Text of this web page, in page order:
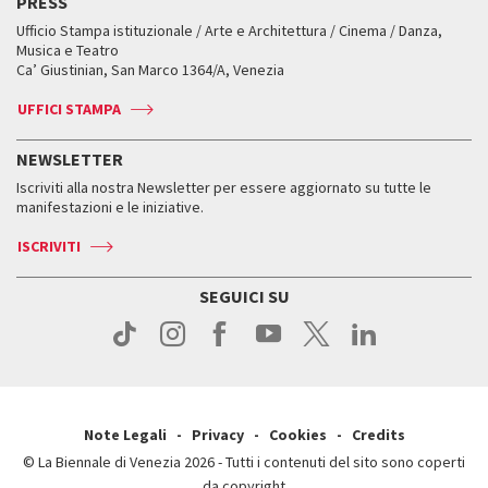
FAQ
Servizi al pubblico
Come raggiungerci
Press
Edizioni passate
Orari e sedi
Accrediti
Come raggiungerci
Orari e sedi
Biglietti
Accrediti
Come raggiungerci
Contatti
Press
Accrediti
Servizi al pubblico
Come raggiungerci
Press
Workshop di critica teatrale
Leone d’oro alla carriera
Leone d’argento
Edizioni passate
Orari e sedi
Biglietti
Servizi al pubblico
Come raggiungerci
Contatti
Mostre Virtuali
Fondi e Collezioni
Biennale College ASAC
ASAC DATI
Storia
Orari e sedi
Ufficio Stampa istituzionale / Arte e Architettura / Cinema / Danza,
Musica e Teatro
Ca’ Giustinian, San Marco 1364/A, Venezia
UFFICI STAMPA
NEWSLETTER
Iscriviti alla nostra Newsletter per essere aggiornato su tutte le
manifestazioni e le iniziative.
ISCRIVITI
SEGUICI SU
Note Legali Privacy Cookies
Credits
© La Biennale di Venezia 2026 - Tutti i contenuti del sito sono coperti